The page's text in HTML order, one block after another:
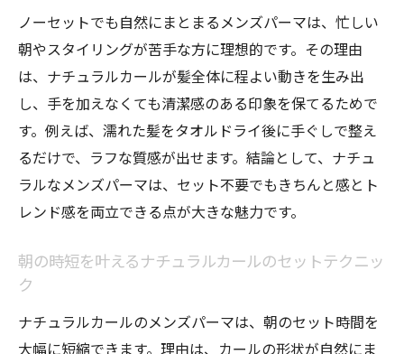
メンズパーマの持続期間を左右する要因
長持ちさせるために気を付けるべきポイン
ト
パーマの頻度と髪質の関係性を解説
ナチュラルパーマが取れやすい原因と対策
まとめ
理想のカールを保つための再施術タイミン
グ
失敗しないナチュラルパーマの選び方ガイド
髪質やクセを活かすナチュラルパーマの選
ノーセットでも自然にまとまるメンズパーマは、忙しい
朝やスタイリングが苦手な方に理想的です。その理由
は、ナチュラルカールが髪全体に程よい動きを生み出
し、手を加えなくても清潔感のある印象を保てるためで
す。例えば、濡れた髪をタオルドライ後に手ぐしで整え
るだけで、ラフな質感が出せます。結論として、ナチュ
ラルなメンズパーマは、セット不要でもきちんと感とト
レンド感を両立できる点が大きな魅力です。
朝の時短を叶えるナチュラルカールのセットテクニッ
ク
ナチュラルカールのメンズパーマは、朝のセット時間を
大幅に短縮できます。理由は、カールの形状が自然にま